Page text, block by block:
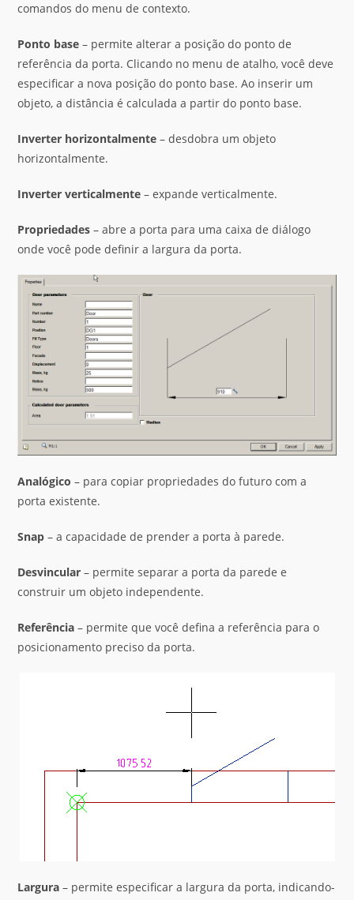
comandos do menu de contexto.
Ponto base – permite alterar a posição do ponto de
referência da porta. Clicando no menu de atalho, você deve
especificar a nova posição do ponto base. Ao inserir um
objeto, a distância é calculada a partir do ponto base.
Inverter horizontalmente – desdobra um objeto
horizontalmente.
Inverter verticalmente – expande verticalmente.
Propriedades – abre a porta para uma caixa de diálogo
onde você pode definir a largura da porta.
Analógico – para copiar propriedades do futuro com a
porta existente.
Snap – a capacidade de prender a porta à parede.
Desvincular – permite separar a porta da parede e
construir um objeto independente.
Referência – permite que você defina a referência para o
posicionamento preciso da porta.
Largura – permite especificar a largura da porta, indicando-